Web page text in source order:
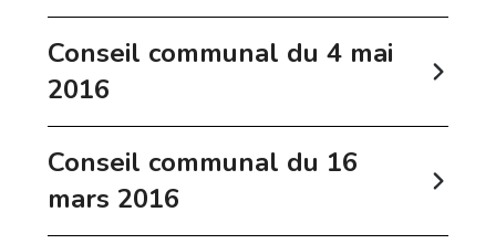
Conseil communal du 4 mai
2016
Conseil communal du 16
mars 2016